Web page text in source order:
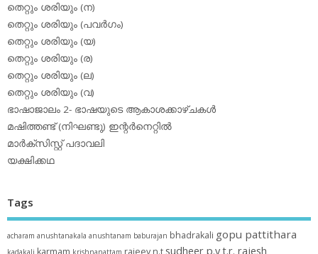
തെറ്റും ശരിയും (ന)
തെറ്റും ശരിയും (പവര്‍ഗം)
തെറ്റും ശരിയും (യ)
തെറ്റും ശരിയും (ര)
തെറ്റും ശരിയും (ല)
തെറ്റും ശരിയും (വ)
ഭാഷാജാലം 2- ഭാഷയുടെ ആകാശക്കാഴ്ചകള്‍
മഷിത്തണ്ട് (നിഘണ്ടു) ഇന്റര്‍നെറ്റില്‍
മാര്‍ക്‌സിസ്റ്റ് പദാവലി
യക്ഷിക്കഥ
Tags
acharam anushtanakala anushtanam baburajan bhadrakali gopu pattithara
kadakali karmam krishnanattam rajeev n.t sudheer p.yt.r. rajesh